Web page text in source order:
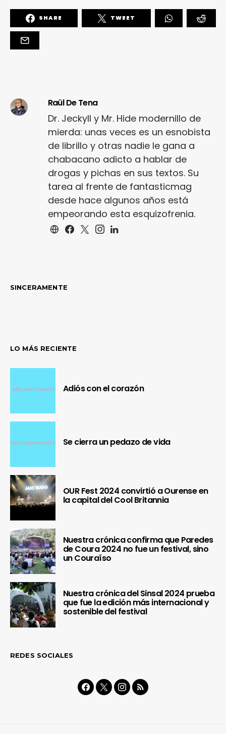
SHARE TWEET
Raül De Tena
Dr. Jeckyll y Mr. Hide modernillo de
mierda: unas veces es un esnobista
de librillo y otras nadie le gana a
chabacano adicto a hablar de
drogas y pichas en sus textos. Su
tarea al frente de fantasticmag
desde hace algunos años está
empeorando esta esquizofrenia.
SINCERAMENTE
LO MÁS RECIENTE
Adiós con el corazón
Se cierra un pedazo de vida
OUR Fest 2024 convirtió a Ourense en
la capital del Cool Britannia
Nuestra crónica confirma que Paredes
de Coura 2024 no fue un festival, sino
un Couraíso
Nuestra crónica del Sinsal 2024 prueba
que fue la edición más internacional y
sostenible del festival
REDES SOCIALES